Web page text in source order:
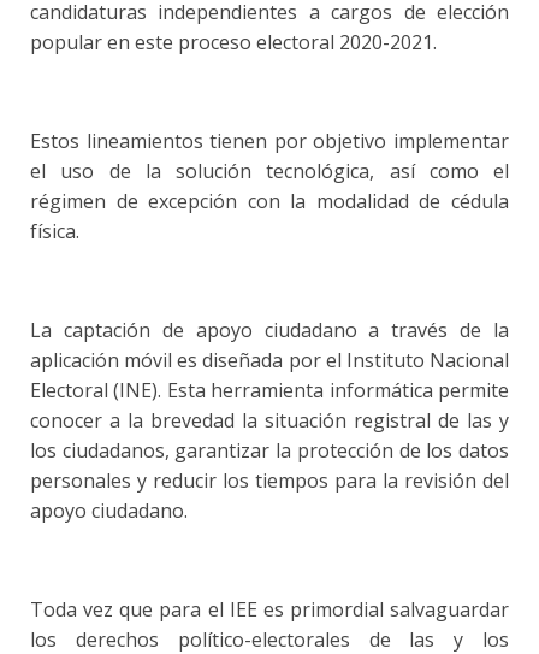
candidaturas independientes a cargos de elección
popular en este proceso electoral 2020-2021.
Estos lineamientos tienen por objetivo implementar
el uso de la solución tecnológica, así como el
régimen de excepción con la modalidad de cédula
física.
La captación de apoyo ciudadano a través de la
aplicación móvil es diseñada por el Instituto Nacional
Electoral (INE). Esta herramienta informática permite
conocer a la brevedad la situación registral de las y
los ciudadanos, garantizar la protección de los datos
personales y reducir los tiempos para la revisión del
apoyo ciudadano.
Toda vez que para el IEE es primordial salvaguardar
los derechos político-electorales de las y los